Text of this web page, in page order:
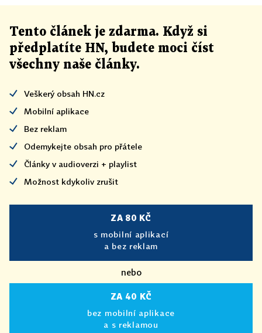
Tento článek je zdarma. Když si
předplatíte HN, budete moci číst
všechny naše články.
Veškerý obsah HN.cz
Mobilní aplikace
Bez reklam
Odemykejte obsah pro přátele
Články v audioverzi + playlist
Možnost kdykoliv zrušit
ZA 80 KČ
s mobilní aplikací
a bez reklam
nebo
ZA 40 KČ
bez mobilní aplikace
a s reklamou